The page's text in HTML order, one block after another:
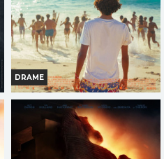
TOUT PUBLIC
VF
DRAME
LA CHALEUR
Horaires et Infos